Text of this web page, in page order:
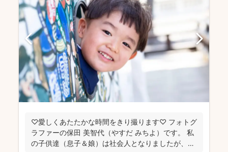
♡愛しくあたたかな時間をきり撮ります♡ フォトグ
ラファーの保田 美智代（やすだ みちよ）です。 私
の子供達（息子＆娘）は社会人となりましたが、今